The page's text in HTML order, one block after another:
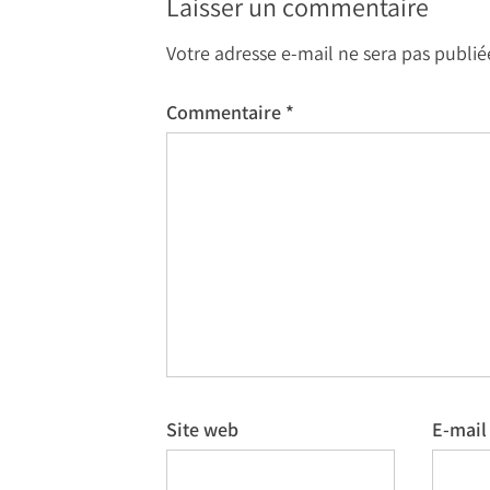
Votre adresse e-mail ne sera pas
Commentaire *
E-
Site web